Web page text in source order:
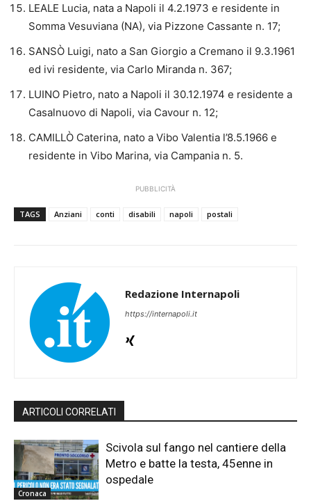
LEALE Lucia, nata a Napoli il 4.2.1973 e residente in
Somma Vesuviana (NA), via Pizzone Cassante n. 17;
SANSÒ Luigi, nato a San Giorgio a Cremano il 9.3.1961
ed ivi residente, via Carlo Miranda n. 367;
LUINO Pietro, nato a Napoli il 30.12.1974 e residente a
Casalnuovo di Napoli, via Cavour n. 12;
CAMILLÒ Caterina, nato a Vibo Valentia l’8.5.1966 e
residente in Vibo Marina, via Campania n. 5.
PUBBLICITÀ
TAGS Anziani conti disabili napoli postali
Redazione Internapoli
https://internapoli.it
ARTICOLI CORRELATI
Cronaca
Scivola sul fango nel cantiere della
Metro e batte la testa, 45enne in
ospedale